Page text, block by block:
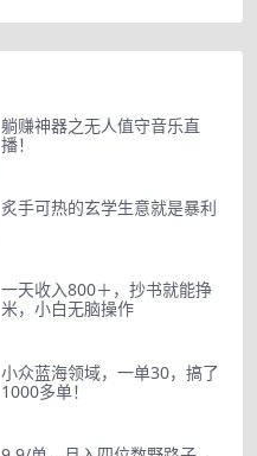
躺赚神器之无人值守音乐直
播！
炙手可热的玄学生意就是暴利
一天收入800＋，抄书就能挣
米，小白无脑操作
小众蓝海领域，一单30，搞了
1000多单！